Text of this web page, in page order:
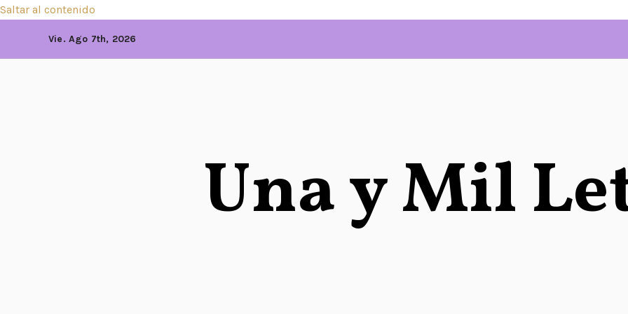
Saltar al contenido
Vie. Ago 7th, 2026
Una y Mil